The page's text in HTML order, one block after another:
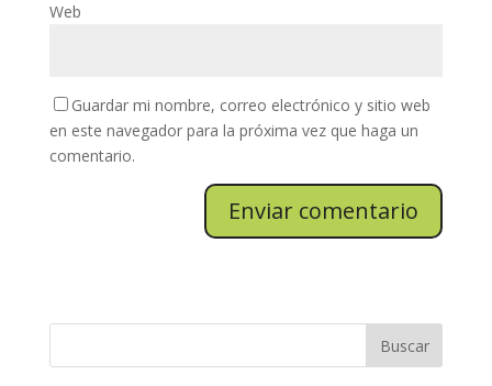
Web
Guardar mi nombre, correo electrónico y sitio web
en este navegador para la próxima vez que haga un
comentario.